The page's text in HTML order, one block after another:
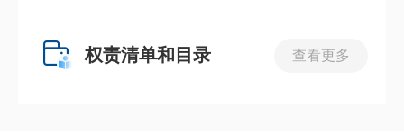
权责清单和目录 查看更多